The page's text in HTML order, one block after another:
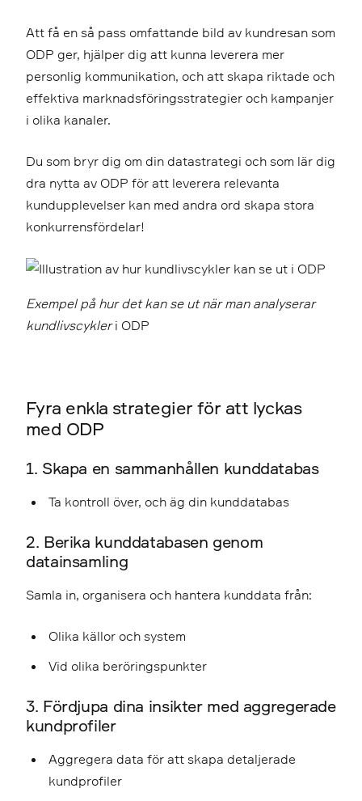
Att få en så pass omfattande bild av kundresan som
ODP ger, hjälper dig att kunna leverera mer
personlig kommunikation, och att skapa riktade och
effektiva marknadsföringsstrategier och kampanjer
i olika kanaler.
Du som bryr dig om din datastrategi och som lär dig
dra nytta av ODP för att leverera relevanta
kundupplevelser kan med andra ord skapa stora
konkurrensfördelar!
Exempel på hur det kan se ut när man analyserar
kundlivscykleri ODP
Fyra enkla strategier för att lyckas
med ODP
1. Skapa en sammanhållen kunddatabas
Ta kontroll över, och äg din kunddatabas
2. Berika kunddatabasen genom
datainsamling
Samla in, organisera och hantera kunddata från:
Olika källor och system
Vid olika beröringspunkter
3. Fördjupa dina insikter med aggregerade
kundprofiler
Aggregera data för att skapa detaljerade
kundprofiler